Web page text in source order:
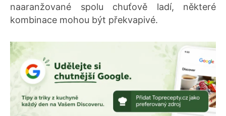
naaranžované spolu chuťově ladí, některé
kombinace mohou být překvapivé.